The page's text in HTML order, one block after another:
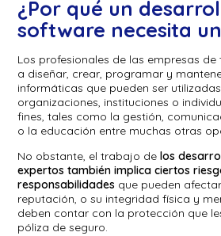
¿Por qué un
software necesita
Los profesionales de las empresas
a diseñar, crear, programar y
informáticas que pueden ser
organizaciones, instituciones o
fines, tales como la gestión,
o la educación entre muchas otras
No obstante, el trabajo delos
expertos también implica ciertos
responsabilidades que pueden
reputación, o su integridad física y
deben contar con la protección que
póliza de seguro.